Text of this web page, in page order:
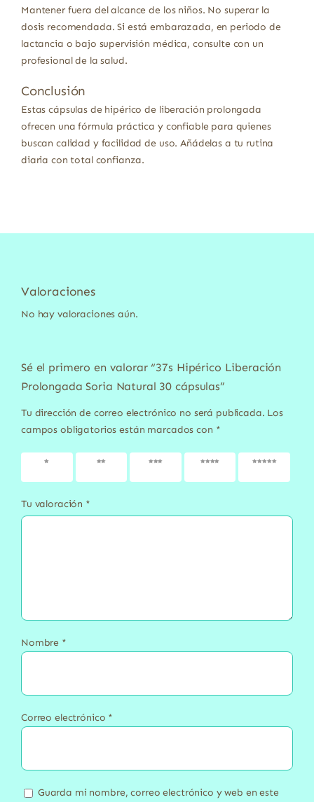
Mantener fuera del alcance de los niños. No superar la
dosis recomendada. Si está embarazada, en periodo de
lactancia o bajo supervisión médica, consulte con un
profesional de la salud.
Conclusión
Estas cápsulas de hipérico de liberación prolongada
ofrecen una fórmula práctica y confiable para quienes
buscan calidad y facilidad de uso. Añádelas a tu rutina
diaria con total confianza.
Valoraciones
No hay valoraciones aún.
Sé el primero en valorar “37s Hipérico Liberación
Prolongada Soria Natural 30 cápsulas”
Tu dirección de correo electrónico no será publicada. Los
campos obligatorios están marcados con *
1 de 5
2 de 5
3 de 5
4 de 5
5 de 5
Tu valoración *
Nombre *
Correo electrónico *
Guarda mi nombre, correo electrónico y web en este